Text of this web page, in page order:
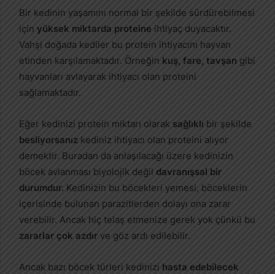
Bir kedinin yaşamını normal bir şekilde sürdürebilmesi
için yüksek miktarda proteine ihtiyaç duyacaktır.
Vahşi doğada kediler bu protein ihtiyacını hayvan
etinden karşılamaktadır. Örneğin kuş, fare, tavşan gibi
hayvanları avlayarak ihtiyacı olan proteini
sağlamaktadır.
Eğer kedinizi protein miktarı olarak sağlıklı bir şekilde
besliyorsanız kediniz ihtiyacı olan proteini alıyor
demektir. Buradan da anlaşılacağı üzere kedinizin
böcek avlanması biyolojik değil davranışsal bir
durumdur. Kedinizin bu böcekleri yemesi, böceklerin
içerisinde bulunan parazitlerden dolayı ona zarar
verebilir. Ancak hiç telaş etmenize gerek yok çünkü bu
zararlar çok azdır ve göz ardı edilebilir.
Ancak bazı böcek türleri kedinizi hasta edebilecek